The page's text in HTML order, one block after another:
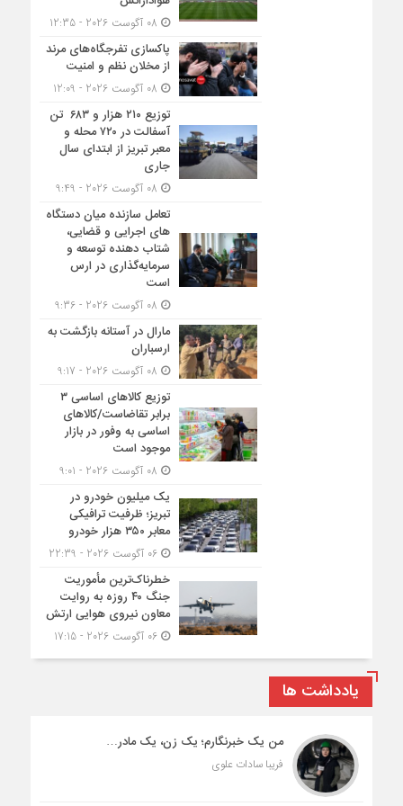
پاکسازی تفرجگاه‌های مرند
از مخلان نظم و امنیت
توزیع ۲۱۰ هزار و ۶۸۳ تن
آسفالت در ۷۲۰ محله و
معبر تبریز از ابتدای سال
جاری
تعامل سازنده میان دستگاه‌
های اجرایی و قضایی،
شتاب‌ دهنده توسعه و
سرمایه‌گذاری در ارس
است
مارال در آستانه بازگشت به
ارسباران
توزیع کالاهای اساسی ۳
برابر تقاضاست/کالاهای
اساسی به وفور در بازار
موجود است
یک میلیون خودرو در
تبریز؛ ظرفیت ترافیکی
معابر ۳۵۰ هزار خودرو
06 آگوست 2026 - 22:39
خطرناک‌ترین مأموریت
جنگ ۴۰ روزه به روایت
معاون نیروی هوایی ارتش
06 آگوست 2026 - 17:15
یادداشت ها
من یک خبرنگارم؛ یک زن، یک مادر…
فریبا سادات علوی